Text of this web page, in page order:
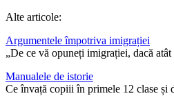
Alte articole:
Argumentele împotriva imigrației
„De ce vă opuneți imigrației, dacă
Manualele de istorie
Ce învață copiii în primele 12 clase și